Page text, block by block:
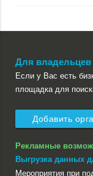
Для владельцев
Если у Вас есть
площадка для
Добавить
Рекламные
Выгрузка данных
Мероприятия при